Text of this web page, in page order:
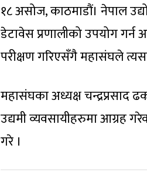
१८ असोज, काठमाडौं। नेपाल
डेटावेस प्रणालीको उपयोग
परीक्षण गरिएसँगै महासंघले
महासंघका अध्यक्ष चन्द्रप्रसाद
उद्यमी व्यवसायीहरुमा आग्रह
गरे ।